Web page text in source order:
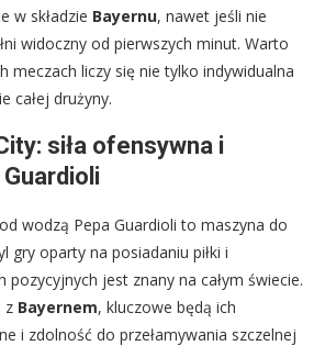
w składzie Bayernu, nawet jeśli nie
widoczny od pierwszych minut. Warto
meczach liczy się nie tylko indywidualna
całej drużyny.
siła ofensywna i
wodzą Pepa Guardioli to maszyna do
gry oparty na posiadaniu piłki i
pozycyjnych jest znany na całym świecie.
z Bayernem, kluczowe będą ich
i zdolność do przełamywania szczelnej